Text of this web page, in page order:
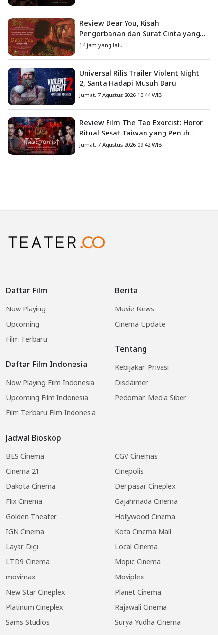
Review Dear You, Kisah
Pengorbanan dan Surat Cinta yang
Menyentuh Hati
14 jam yang lalu
Universal Rilis Trailer Violent Night
2, Santa Hadapi Musuh Baru
Jumat, 7 Agustus 2026 10:44 WIB
Review Film The Tao Exorcist: Horor
Ritual Sesat Taiwan yang Penuh
Misteri dan Teror Psikologis
Jumat, 7 Agustus 2026 09:42 WIB
Daftar Film
Now Playing
Upcoming
Film Terbaru
Daftar Film Indonesia
Now Playing Film Indonesia
Upcoming Film Indonesia
Film Terbaru Film Indonesia
Jadwal Bioskop
BES Cinema
CGV Cinemas
Cinema 21
Cinepolis
Dakota Cinema
Denpasar Cineplex
Flix Cinema
Gajahmada Cinema
Golden Theater
Hollywood Cinema
IGN Cinema
Kota Cinema Mall
Layar Digi
Local Cinema
LTD9 Cinema
Mopic Cinema
movimax
Moviplex
New Star Cineplex
Planet Cinema
Platinum Cineplex
Rajawali Cinema
Sams Studios
Surya Yudha Cinema
Berita
Movie News
Cinema Update
Tentang
Kebijakan Privasi
Disclaimer
Pedoman Media Siber